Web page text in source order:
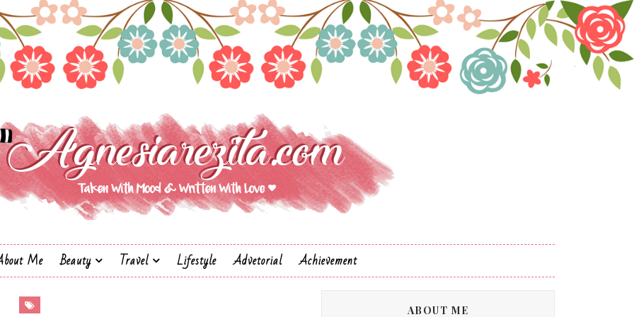
Me Beauty Travel Lifestyle Advetorial Achievement
ABOUT ME